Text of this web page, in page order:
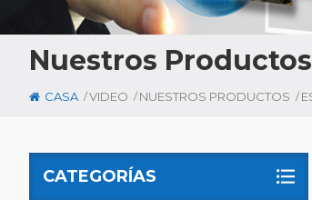
Nuestros Productos
CASA /VIDEO / NUESTROS PRODUCTOS /
CATEGORÍAS